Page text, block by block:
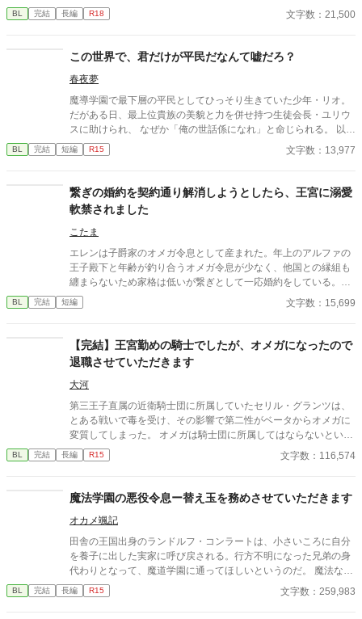
しかし王子は、他国の王女との正式な番契約が決まってしまっ
た。 仮番の役目は、そこで終わるはずだった。 だが結界塔で行わ
士。 主と臣下。 越えてはならない境界を前にしても、 王子は騎
士の手を取る。 「共に立て」 ※オメガバースではありません ※
ふんわり読んでください ※なんでも許せる方向け ※イラストはC
hatGPTさん
BL 完結 長編 R18 文字数：21,500
この世界で、君だけが平民だなんて嘘だろ？
春夜夢
魔導学園で最下層の平民としてひっそり生きていた少年・リオ。
だがある日、最上位貴族の美貌と力を併せ持つ生徒会長・ユリウ
スに助けられ、 なぜか「俺の世話係になれ」と命じられる。 以
来、リオの生活は一変―― 豪華な寮部屋、執事並みの手当、異常
なまでの過保護、 さらには「他の男に触られるな」などと謎の制
愛いと思ってる」 それって、“貴族と平民”の距離感ですか？ 不器
用な最上級貴族×平民育ちの天才少年 ――鈍感すれ違い×じれじれ
甘やかし全開の、王道学園BL、開幕！
BL 完結 短編 R15 文字数：13,977
繋ぎの婚約を契約通り解消しようとしたら、王宮に溺愛
軟禁されました
こたま
エレンは子爵家のオメガ令息として産まれた。年上のアルファの
王子殿下と年齢が釣り合うオメガ令息が少なく、他国との縁組も
纏まらないため家格は低いが繋ぎとして一応婚約をしている。王
子のことは兄のように慕っており、初恋の人ではあるけれど、契
約終了時期か王子に想い人が現れた時には解消されるものと考え
婚を承諾するまでここから出さないと王子から溢れるほどの愛を
与えられる。ハッピーエンドオメガバースBLです。
BL 完結 短編 文字数：15,699
【完結】王宮勤めの騎士でしたが、オメガになったので
退職させていただきます
大河
第三王子直属の近衛騎士団に所属していたセリル・グランツは、
とある戦いで毒を受け、その影響で第二性がベータからオメガに
変質してしまった。 オメガは騎士団に所属してはならないという
法に基づき、騎士団を辞めることを決意するセリル。上司である
第三王子・レオンハルトにそのことを告げて騎士団を去るが、特
戻ったセリルは、オメガになったことで見合い話を受けざるを得
ない立場に。見合いに全く乗り気でないセリルの元に、意外な人
物から婚約の申し入れが届く。それはかつての上司、レオンハル
トからの婚約の申し入れだった──
BL 完結 長編 R15 文字数：116,574
魔法学園の悪役令息ー替え玉を務めさせていただきます
オカメ颯記
田舎の王国出身のランドルフ・コンラートは、小さいころに自分
を養子に出した実家に呼び戻される。行方不明になった兄弟の身
代わりとなって、魔道学園に通ってほしいというのだ。 魔法なん
て全く使えない抗議したものの、丸め込まれたランドルフはデリ
ン大公家の公子ローレンスとして学園に復学することになる。無
BL 完結 長編 R15 文字数：259,983